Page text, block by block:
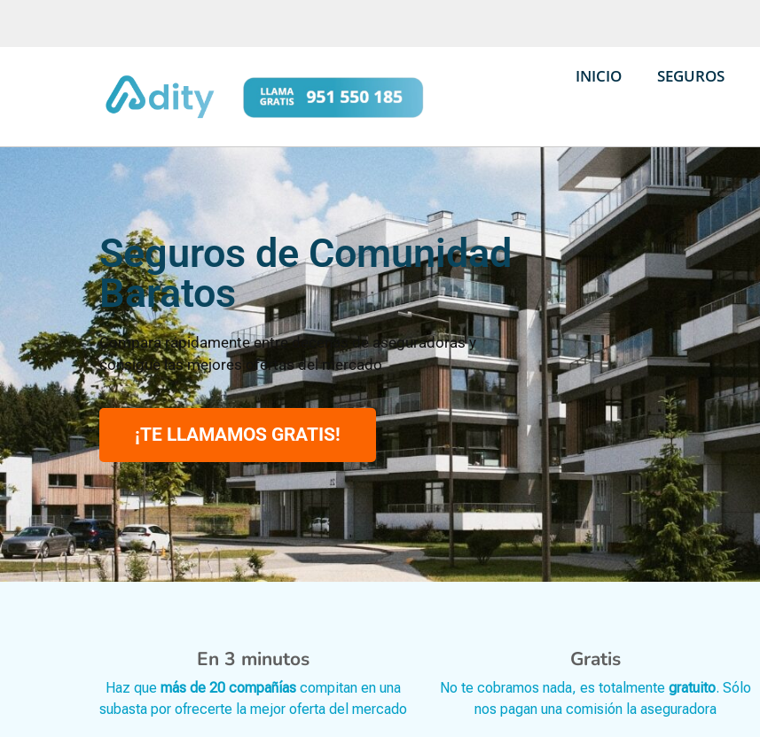
INICIO SEGUROS
Seguros de Comunidad
Baratos
Compara rápidamente entre decenas de aseguradoras y
consigue las mejores ofertas del mercado
¡TE LLAMAMOS GRATIS!
En 3 minutos
Haz que más de 20 compañías compitan en una
subasta por ofrecerte la mejor oferta del mercado
Gratis
No te cobramos nada, es totalmentegratuito. Sólo
nos pagan una comisión la aseguradora